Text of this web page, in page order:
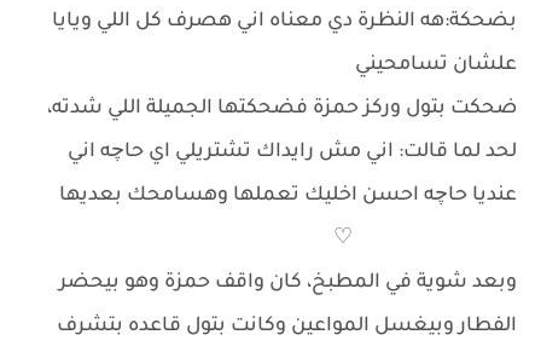
بضحكة:هه النظرة دي معناه اني هصرف كل اللي ويايا
علشان تسامحيني
ضحكت بتول وركز حمزة فضحكتها الجميلة اللي شدته،
لحد لما قالت: اني مش رايداك تشتريلي اي حاچه اني
عنديا حاچه احسن اخليك تعملها وهسامحك بعديها
♡
وبعد شوية في المطبخ، كان واقف حمزة وهو بيحضر
الفطار وبيغسل المواعين وكانت بتول قاعده بتشرف